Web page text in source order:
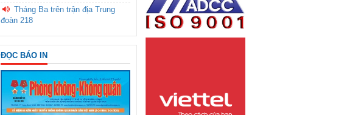
Tháng Ba trên trận địa Trung
đoàn 218
ĐỌC BÁO IN